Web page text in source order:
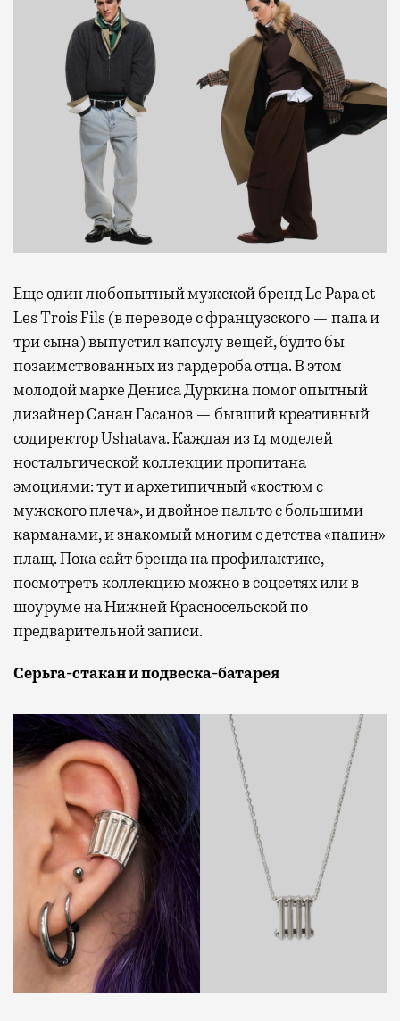
Еще один любопытный мужской бренд Le Papa et
Les Trois Fils (в переводе с французского — папа и
три сына) выпустил капсулу вещей, будто бы
позаимствованных из гардероба отца. В этом
молодой марке Дениса Дуркина помог опытный
дизайнер Санан Гасанов — бывший креативный
содиректор Ushatava. Каждая из 14 моделей
ностальгической коллекции пропитана
эмоциями: тут и архетипичный «костюм с
мужского плеча», и двойное пальто с большими
карманами, и знакомый многим с детства «папин»
плащ. Пока сайт бренда на профилактике,
посмотреть коллекцию можно в соцсетях или в
шоуруме на Нижней Красносельской по
предварительной записи.
Серьга-стакан и подвеска-батарея